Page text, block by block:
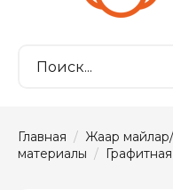
Главная / Жағар
материалы /